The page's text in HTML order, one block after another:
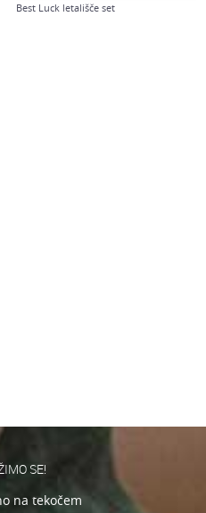
Best Luck letališče set
SE!
na tekočem